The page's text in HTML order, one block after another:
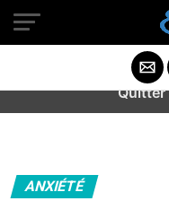
Warning
: preg_match():
/home/u589487443/
content/plugins/idev-
ANXIÉTÉ
Quitter